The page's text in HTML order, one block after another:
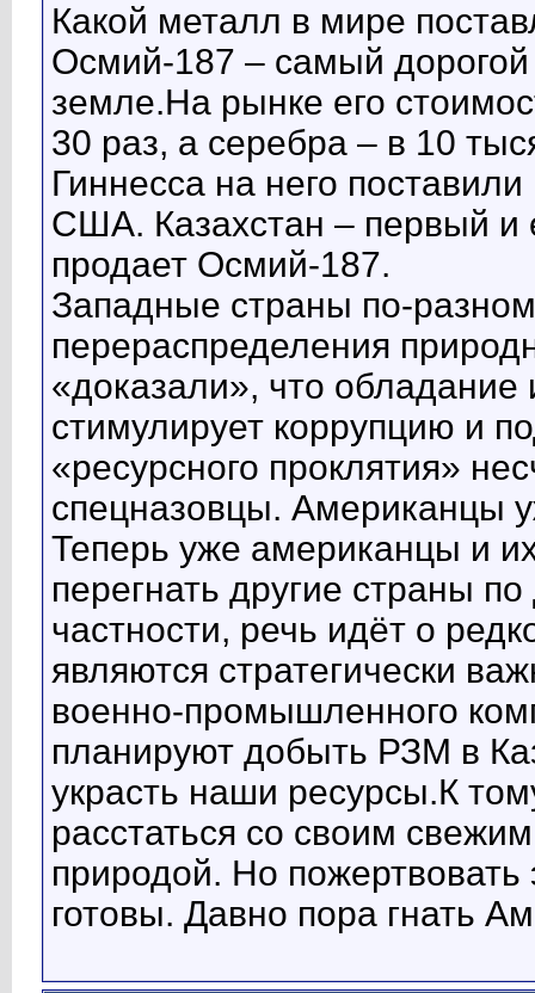
Какой металл в мире
Осмий-187 – самый
земле.На рынке его
30 раз, а серебра – в 10
Гиннесса на него
США. Казахстан – первый и
продает Осмий-187.
Западные страны по-
перераспределения
«доказали», что
стимулирует коррупцию и
«ресурсного проклятия»
спецназовцы. Американцы
Теперь уже американцы и
перегнать другие страны
частности, речь идёт о
являются стратегически
военно-промышленного
планируют добыть РЗМ в
украсть наши ресурсы.К
расстаться со своим
природой. Но
готовы. Давно пора гнать